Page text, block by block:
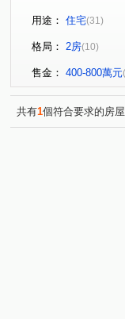
益展城心
幸福社區B
鉑悅(1)
竹城-早稻田
山鼻路(2)
華亞三路(2)
用途： 住宅(31)
格局： 2房(10)
售金： 400-800萬元
共有1個符合要求的房屋